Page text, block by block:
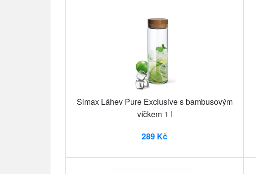
Simax Láhev Pure Exclusive s bambusovým
víčkem 1 l
289 Kč